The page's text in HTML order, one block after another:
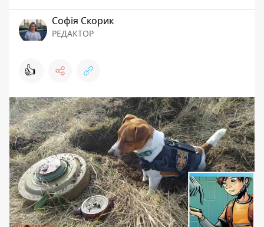
Софія Скорик
РЕДАКТОР
👍